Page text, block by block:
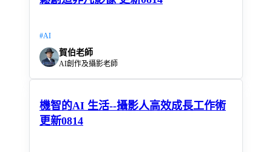
#AI
賀伯老師
AI創作及攝影老師
機智的AI 生活--攝影人高效成長工作術
更新0814